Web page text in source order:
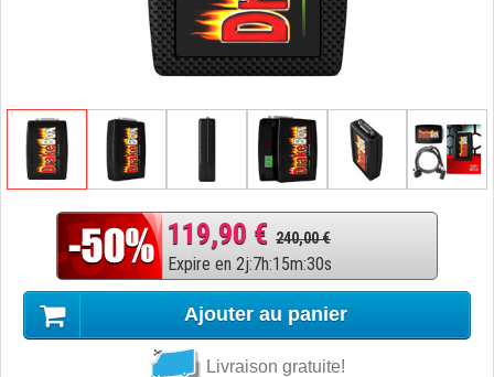
119,90 € 240,00 €
Expire en 2j:7h:15m:29s
Ajouter au panier
Livraison gratuite!